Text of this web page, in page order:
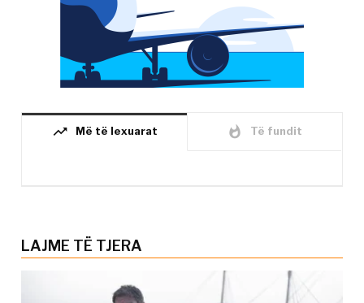
trending_up Më të lexuarat whatshot Të fundit
LAJME TË TJERA